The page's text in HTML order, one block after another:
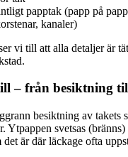
papptak (papp på
kanaler)
vi till att alla detaljer är
– från besiktning
besiktning av
Ytpappen svetsas
det är där läckage ofta